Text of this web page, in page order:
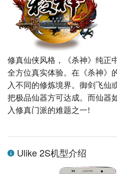
修真仙侠风格，《杀神》纯正
全方位真实体验。在《杀神》
入不同的修炼境界。御剑飞仙
把极品仙器方可达成。而仙器
入修真门派的难题之一!
Ulike 2S机型介绍